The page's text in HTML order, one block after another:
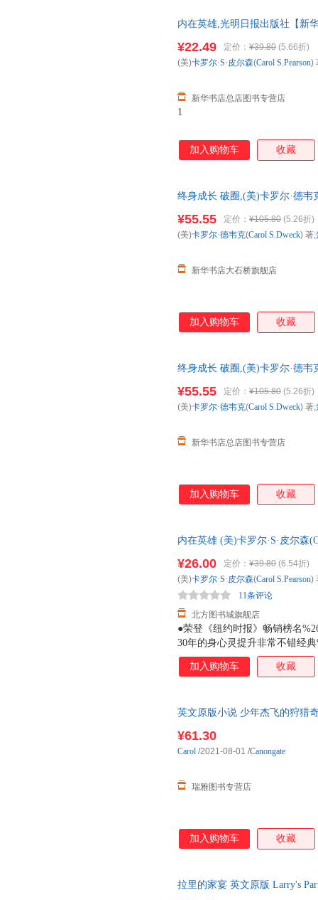
内在英雄,光明日报出版社【新
1
¥22.49 定价： ¥39.80 (5.66折)
新华书店总店图书专营店
(美)卡罗尔·S·皮尔森(Carol S.Pearson)
加入购物车 收藏
终身成长 破圈,(美)卡罗尔·德韦
日送达！团购优惠咨询：
¥55.55 定价： ¥105.80 (5.26折)
新华书店大石桥旗舰店
(美)卡罗尔·德韦克(Carol S.Dweck) 著;
加入购物车 收藏
终身成长 破圈,(美)卡罗尔·德韦
日送达！团购优惠咨询：
¥55.55 定价： ¥105.80 (5.26折)
新华书店总店图书专营店
(美)卡罗尔·德韦克(Carol S.Dweck) 著;
加入购物车 收藏
内在英雄 (美)卡罗尔·S·皮尔森
城市次日送达
●荣登《纽约时报》畅销榜名
30年的身心灵提升非常不错经典
英、德、法、意、韩等十几种语
一本足以应对动荡不安世界的
¥26.00 定价： ¥39.80 (6.54折)
北方图书城旗舰店
11条评论
(美)卡罗尔·S·皮尔森(Carol S.Pearson)
加入购物车 收藏
英文原版小说 少年杰飞的狩猎
¥61.30
瑞雅图书专营店
Carol /2021-08-01 /Canongate
加入购物车 收藏
拉里的家宴 英文原版 Larry's